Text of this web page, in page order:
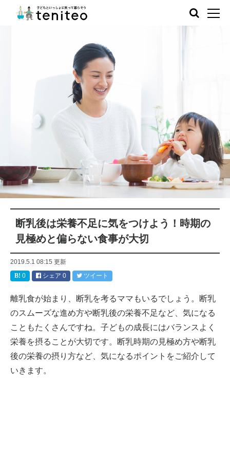
断乳後は栄養不足に気をつけよう！時期の
見極めと偏らない食事が大切
2019.5.1 08:15 更新
0
シェア 0 ツイート
離乳食が始まり、断乳を考るママもいるでしょう。断乳
のスムーズな進め方や断乳後の栄養不足など、気になる
こともたくさんですね。子どもの成長にはバランスよく
栄養を摂ることが大切です。断乳時期の見極め方や断乳
後の栄養の摂り方など、気になるポイントをご紹介して
いきます。